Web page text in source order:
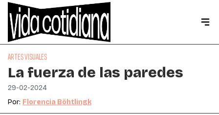
ARTES VISUALES
La fuerza de las paredes
29-02-2024
Por: Florencia Böhtlingk